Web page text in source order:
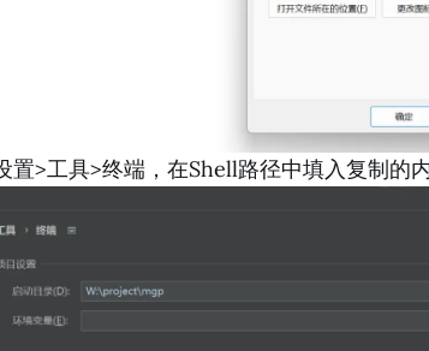
>工具>终端，在Shell路径中填入复制的内